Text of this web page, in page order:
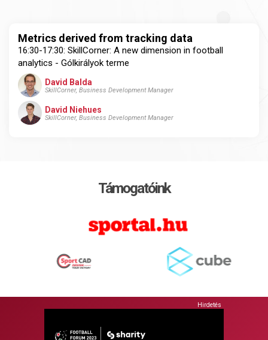
Metrics derived from tracking data
16:30-17:30: SkillCorner: A new dimension in football
analytics - Gólkirályok terme
David Balda
SkillCorner, Business Development Manager
David Niehues
SkillCorner, Business Development Manager
Támogatóink
Hirdetés